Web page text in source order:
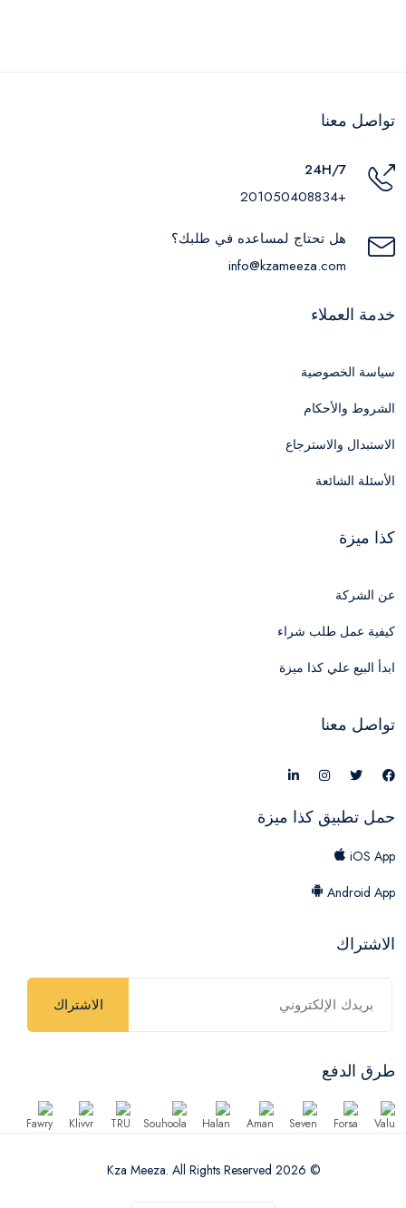
تواصل معنا
24H/7
+201050408834
هل تحتاج لمساعده في طلبك؟
info@kzameeza.com
خدمة العملاء
سياسة الخصوصية
الشروط والأحكام
الاستبدال والاسترجاع
الأسئلة الشائعة
كذا ميزة
عن الشركة
كيفية عمل طلب شراء
ابدأ البيع علي كذا ميزة
تواصل معنا
حمل تطبيق كذا ميزة
iOS App
Android App
الاشتراك
الاشتراك
طرق الدفع
© 2026 Kza Meeza. All Rights Reserved